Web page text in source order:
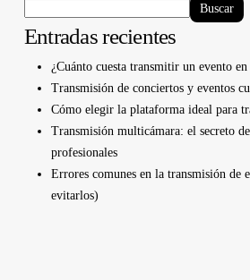
Buscar
Entradas recientes
¿Cuánto cuesta transmitir un evento
Transmisión de conciertos y eventos
Cómo elegir la plataforma ideal para
Transmisión multicámara: el secreto
profesionales
Errores comunes en la transmisión de
evitarlos)